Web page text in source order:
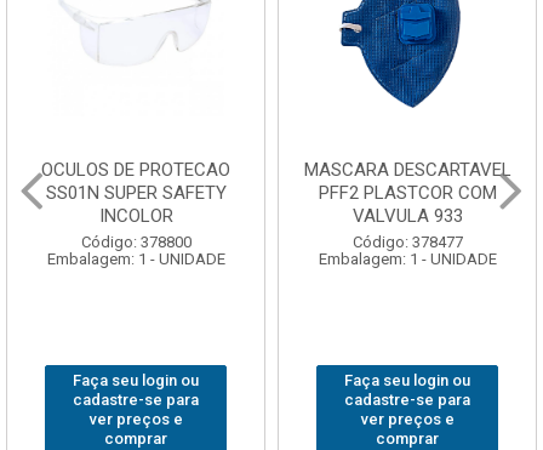
OCULOS DE PROTECAO
SS01N SUPER SAFETY
INCOLOR
Código: 378800
Embalagem: 1 - UNIDADE
Faça seu login ou
cadastre-se para
ver preços e
comprar
MASCARA DESCARTAVEL
PFF2 PLASTCOR COM
VALVULA 933
Código: 378477
Embalagem: 1 - UNIDADE
Faça seu login ou
cadastre-se para
ver preços e
comprar